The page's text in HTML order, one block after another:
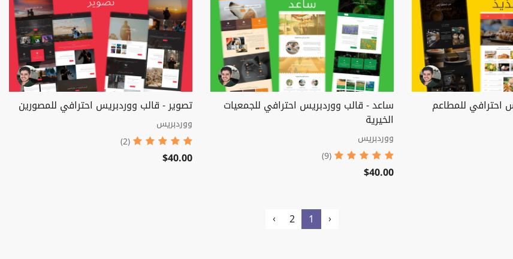
احترافي للمطاعم ساعد - قالب ووردبريس احترافي للجمعيات
الخيرية
ووردبريس
(9)
$40.00
تصوير - قالب ووردبريس احترافي للمصورين
ووردبريس
(2)
$40.00
‹
1
2
›